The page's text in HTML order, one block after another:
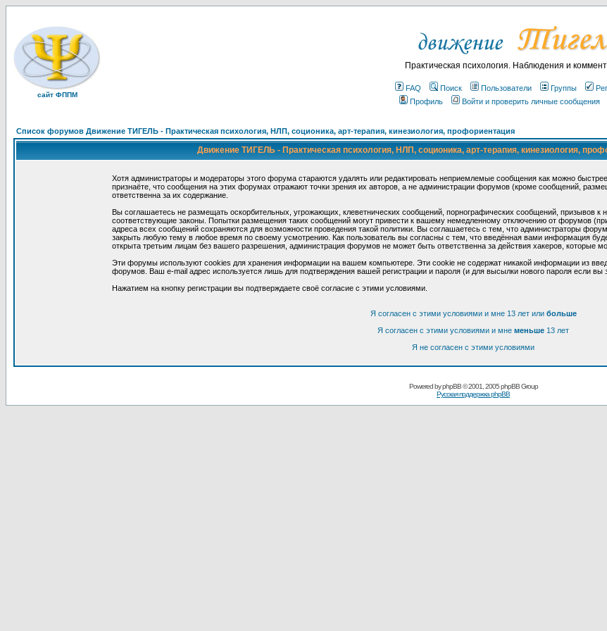
сайт ФППМ
Практическая психология. Наблюдения и
FAQ Поиск Пользователи Группы
Профиль
Войти и проверить личные сообщения
Список форумов Движение ТИГЕЛЬ - Практическая психология, НЛП, соционика, арт-терапия, кинезиология, профориентация
Движение ТИГЕЛЬ - Практическая психология, НЛП, соционика, арт-терапия, кинезиология,
Хотя администраторы и модераторы этого форума стараются удалять или редактировать неприемлемые сообщения как можно
признаёте, что сообщения на этих форумах отражают точки зрения их авторов, а не администрации форумов (кроме сообщений,
ответственна за их содержание.
Вы соглашаетесь не размещать оскорбительных, угрожающих, клеветнических сообщений, порнографических сообщений, призывов
соответствующие законы. Попытки размещения таких сообщений могут привести к вашему немедленному отключению от форумов
адреса всех сообщений сохраняются для возможности проведения такой политики. Вы соглашаетесь с тем, что администраторы
закрыть любую тему в любое время по своему усмотрению. Как пользователь вы согласны с тем, что введённая вами информация
открыта третьим лицам без вашего разрешения, администрация форумов не может быть ответственна за действия хакеров, которые
Эти форумы используют cookies для хранения информации на вашем компьютере. Эти cookie не содержат никакой информации из
форумов. Ваш e-mail адрес используется лишь для подтверждения вашей регистрации и пароля (и для высылки нового пароля если вы
Нажатием на кнопку регистрации вы подтверждаете своё согласие с этими условиями.
Я согласен с этими условиями и мне 13 лет или больше
Я согласен с этими условиями и мне меньше 13 лет
Я не согласен с этими условиями
Powered byphpBB© 2001, 2005 phpBB Group
Русская поддержка phpBB